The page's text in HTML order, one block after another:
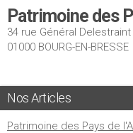
Patrimoine des
34 rue Général Delestraint
01000 BOURG-EN-BRESSE
Nos Articles
Patrimoine des Pays de